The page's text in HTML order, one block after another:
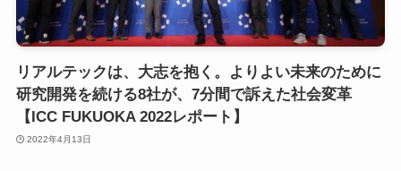
リアルテックは、大志を抱く。よりよい未来のために
研究開発を続ける8社が、7分間で訴えた社会変革
【ICC FUKUOKA 2022レポート】
2022年4月13日